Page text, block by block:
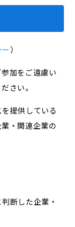
）
加をご遠慮い
さい。
提供している
・関連企業の
断した企業・